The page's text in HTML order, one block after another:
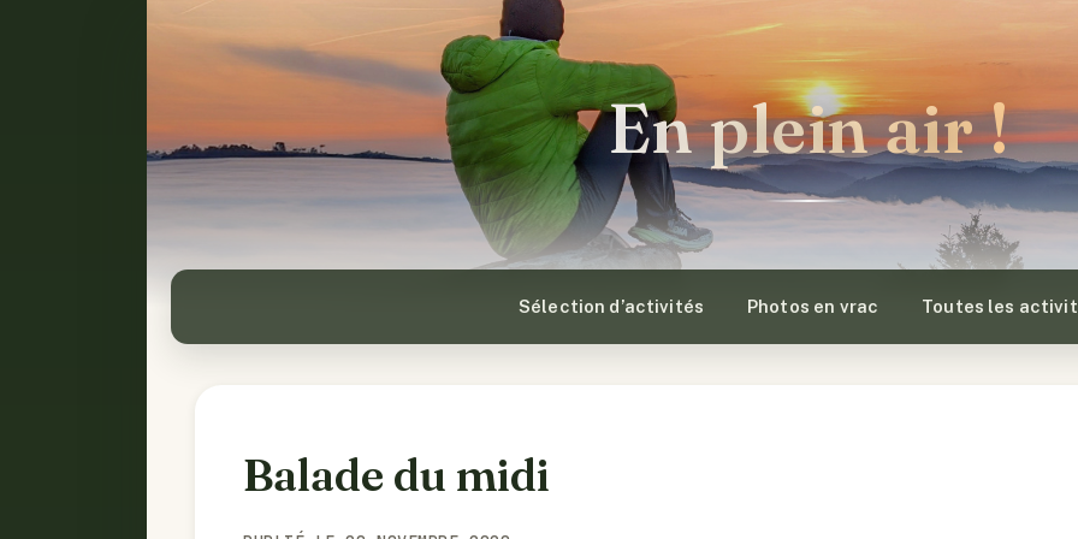
En plein air !
Sélection d’activités Photos en vrac Toutes les
Balade du midi